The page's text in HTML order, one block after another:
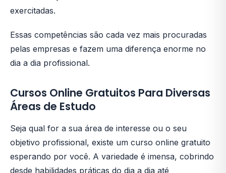
exercitadas.
Essas competências são cada vez mais procuradas
pelas empresas e fazem uma diferença enorme no
dia a dia profissional.
Cursos Online Gratuitos Para Diversas
Áreas de Estudo
Seja qual for a sua área de interesse ou o seu
objetivo profissional, existe um curso online gratuito
esperando por você. A variedade é imensa, cobrindo
desde habilidades práticas do dia a dia até